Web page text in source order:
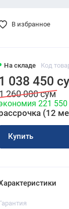
На складе Код
1 038 450
260 000 сум
221 550
(12
Купить
В избранное